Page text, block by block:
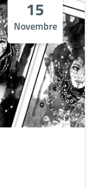
15
Novembre